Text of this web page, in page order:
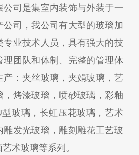
公司是集室内装饰与外装于一
公司，我公司有大型的玻璃加
专业技术人员，具有强大的技
理团队和体制、完整的管理体
产：夹丝玻璃，夹娟玻璃，艺
，烤漆玻璃，喷砂玻璃，彩釉
玻璃，长虹压花玻璃，艺术
雕发光玻璃，雕刻雕花工艺玻
术玻璃等系列。